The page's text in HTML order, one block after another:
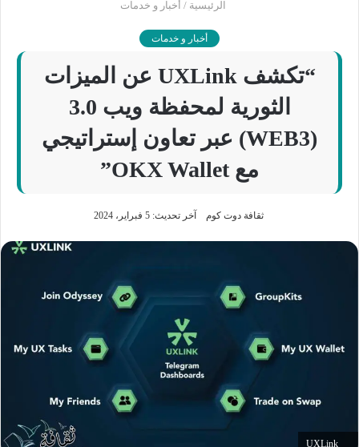
الرئيسية / أخبار و خدمات
أخبار و خدمات
“تكشف UXLink عن الميزات
الثورية لمحفظة ويب 3.0
(WEB3) عبر تعاون إستراتيجي
مع OKX Wallet”
ثقافة دوت كوم آخر تحديث: 5 فبراير، 2024